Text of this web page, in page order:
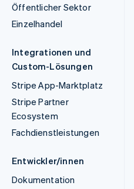
Öffentlicher Sektor
Einzelhandel
Integrationen und
Custom-Lösungen
Stripe App-Marktplatz
Stripe Partner
Ecosystem
Fachdienstleistungen
Entwickler/innen
Dokumentation